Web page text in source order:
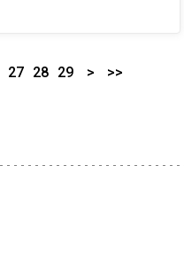
27 28 29 > >>